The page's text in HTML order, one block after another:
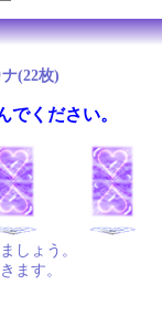
(22枚)
ください。
しょう。
ます。